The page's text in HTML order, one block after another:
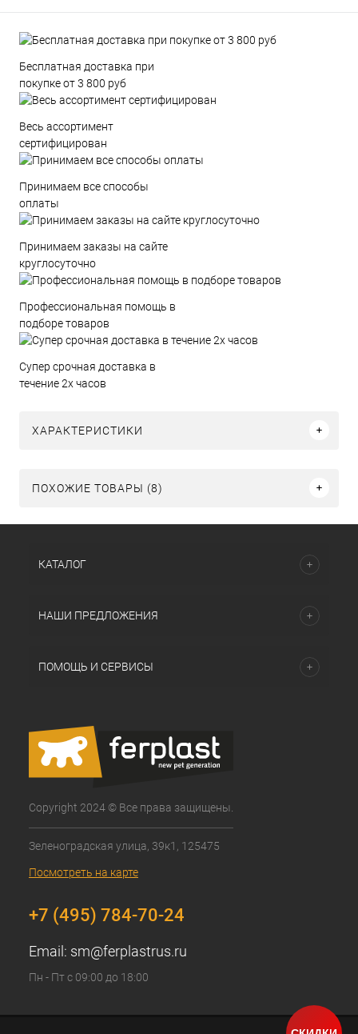
Бесплатная доставка при
покупке от 3 800 руб
Весь ассортимент
сертифицирован
Принимаем все способы
оплаты
Принимаем заказы на сайте
круглосуточно
Профессиональная помощь в
подборе товаров
Супер срочная доставка в
течение 2х часов
ХАРАКТЕРИСТИКИ
ПОХОЖИЕ ТОВАРЫ (8)
КАТАЛОГ
НАШИ ПРЕДЛОЖЕНИЯ
ПОМОЩЬ И СЕРВИСЫ
Copyright 2024 © Все права защищены.
Зеленоградская улица, 39к1, 125475
Посмотреть на карте
+7 (495) 784-70-24
Email: sm@ferplastrus.ru
Пн - Пт с 09:00 до 18:00